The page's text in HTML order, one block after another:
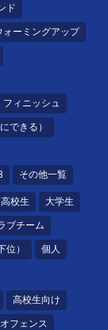
ド
ォーミングアップ
フィニッシュ
できる）
その他一覧
高校生 大学生
ブチーム
位） 個人
高校生向け
フェンス